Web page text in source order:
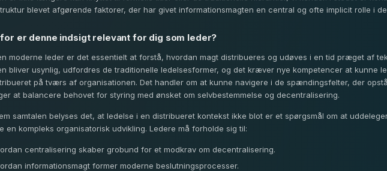
blevet afgørende faktorer, der har givet informationsmagten en central og ofte implicit rolle i
er denne indsigt relevant for dig som leder?
moderne leder er det essentielt at forstå, hvordan magt distribueres og udøves i en tid præget af
bliver usynlig, udfordres de traditionelle ledelsesformer, og det kræver nye kompetencer at kunne
på tværs af organisationen. Det handler om at kunne navigere i de spændingsfelter, der
at balancere behovet for styring med ønsket om selvbestemmelse og decentralisering.
samtalen belyses det, at ledelse i en distribueret kontekst ikke blot er et spørgsmål om at
en kompleks organisatorisk udvikling. Ledere må forholde sig til:
centralisering skaber grobund for et modkrav om decentralisering.
informationsmagt former moderne beslutningsprocesser.